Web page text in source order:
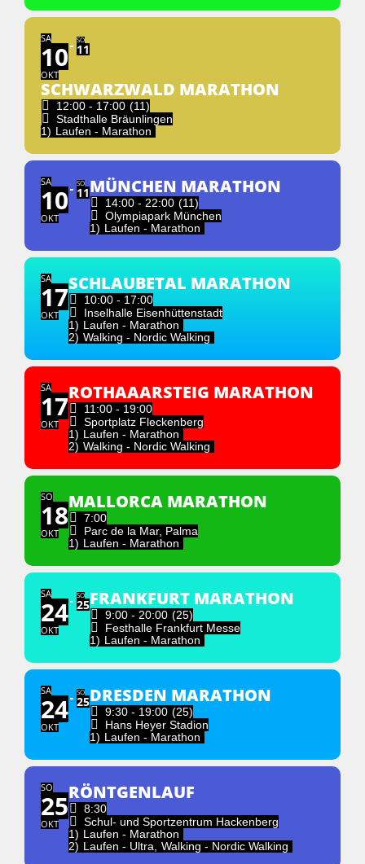
SA
10
OKT
SO
11
SCHWARZWALD MARATHON
12:00 - 17:00 (11)
Stadthalle Bräunlingen
1) Laufen - Marathon
SA
10
OKT
SO
11MÜNCHEN MARATHON
14:00 - 22:00 (11)
Olympiapark München
1) Laufen - Marathon
SA
17
OKT
SCHLAUBETAL MARATHON
10:00 - 17:00
Inselhalle Eisenhüttenstadt
1) Laufen - Marathon
2) Walking - Nordic Walking
SA
17
OKT
ROTHAAARSTEIG MARATHON
11:00 - 19:00
Sportplatz Fleckenberg
1) Laufen - Marathon
2) Walking - Nordic Walking
SO
18
OKT
MALLORCA MARATHON
7:00
Parc de la Mar, Palma
1) Laufen - Marathon
SA
24
OKT
SO
25FRANKFURT MARATHON
9:00 - 20:00 (25)
Festhalle Frankfurt Messe
1) Laufen - Marathon
SA
24
OKT
SO
25DRESDEN MARATHON
9:30 - 19:00 (25)
Hans Heyer Stadion
1) Laufen - Marathon
SO
25
OKT
RÖNTGENLAUF
8:30
Schul- und Sportzentrum Hackenberg
1) Laufen - Marathon
2) Laufen - Ultra, Walking - Nordic Walking